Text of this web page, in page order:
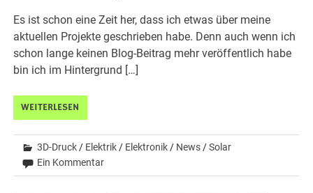
Es ist schon eine Zeit her, dass ich etwas über meine
aktuellen Projekte geschrieben habe. Denn auch wenn ich
schon lange keinen Blog-Beitrag mehr veröffentlich habe
bin ich im Hintergrund […]
WEITERLESEN
3D-Druck / Elektrik / Elektronik / News /Solar
Ein Kommentar